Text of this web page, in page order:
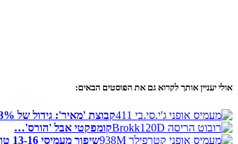
אולי יעניין אותך לקרוא גם את הפוסטים הבאים:
קבוצת 'מאיר': גידול של 28% במסירות הצמ"ה
קומפקטי אבל 'הורס'…
שיפור מעמיסי 13-16 טון בקטרפילר